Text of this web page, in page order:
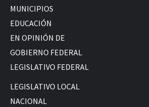
MUNICIPIOS
EDUCACIÓN
EN OPINIÓN DE
GOBIERNO FEDERAL
LEGISLATIVO FEDERAL
LEGISLATIVO LOCAL
NACIONAL